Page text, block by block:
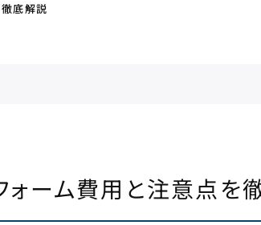
徹底解説
ォーム費用と注意点を